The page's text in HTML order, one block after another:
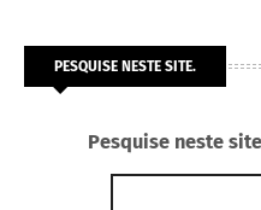
PESQUISE NESTE SITE.
Pesquise neste